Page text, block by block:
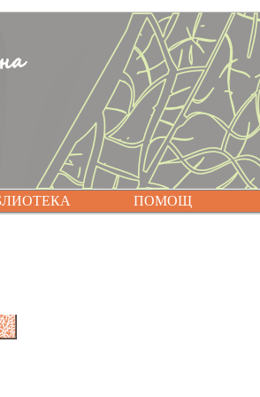
ПОМОЩ